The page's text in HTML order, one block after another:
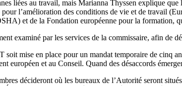
liées au travail, mais Marianna Thyssen explique
l’amélioration des conditions de vie et de travail
et de la Fondation européenne pour la formation,
examiné par les services de la commissaire, afin de
soit mise en place pour un mandat temporaire de cinq
européen et au Conseil. Quand des désaccords
décideront où les bureaux de l’Autorité seront